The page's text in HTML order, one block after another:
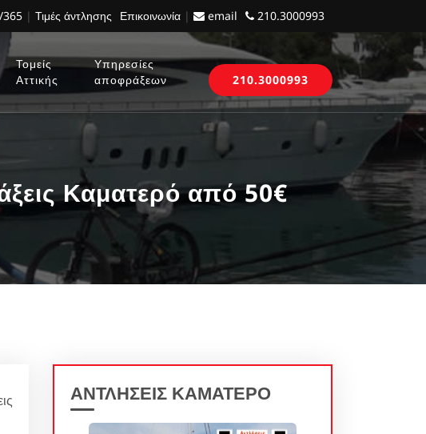
365 | Τιμές άντλησης Επικοινωνία | email 210.3000993
Τομείς
Αττικής
Υπηρεσίες
αποφράξεων
210.3000993
Καματερό από 50€
ΑΝΤΛΗΣΕΙΣ ΚΑΜΑΤΕΡΟ